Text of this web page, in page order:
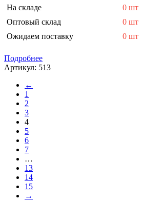
На складе
0 шт
Оптовый склад
0 шт
Ожидаем поставку
0 шт
Подробнее
Артикул: 513
←
1
2
3
4
5
6
7
…
13
14
15
→